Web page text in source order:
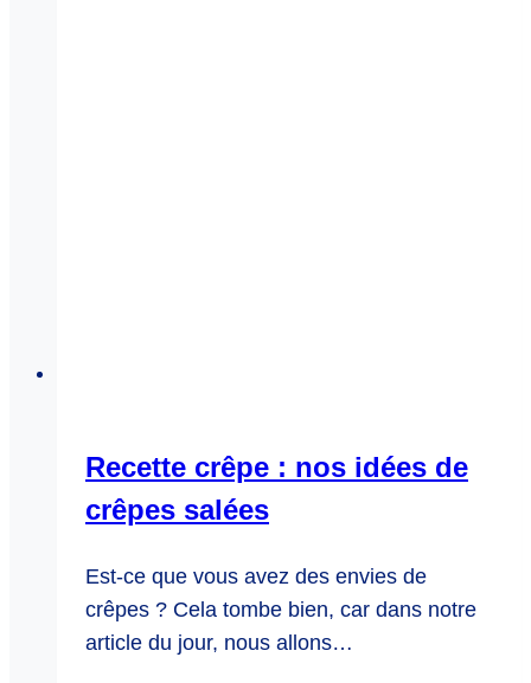
Recette crêpe : nos idées de
crêpes salées
Est-ce que vous avez des envies de
crêpes ? Cela tombe bien, car dans notre
article du jour, nous allons…